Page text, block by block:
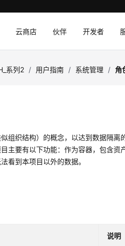
云商店 伙伴 开发者
系列2 / 用户指南 / 系统管理 / 角
组织结构）的概念，以达到数据隔
主要有以下功能：作为容器，包含
看到本项目以外的数据。
说明